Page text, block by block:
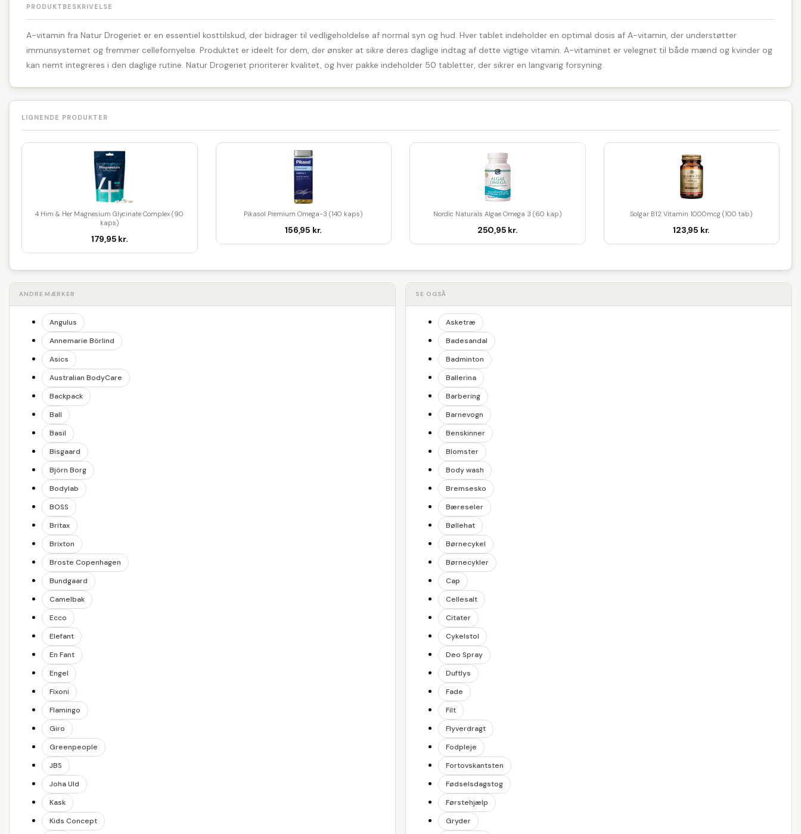
PRODUKTBESKRIVELSE
A-vitamin fra Natur Drogeriet er en essentiel kosttilskud, der bidrager til vedligeholdelse af normal syn og hud. Hver tablet indeholder en optimal dosis af A-vitamin, der understøtter
immunsystemet og fremmer cellefornyelse. Produktet er ideelt for dem, der ønsker at sikre deres daglige indtag af dette vigtige vitamin. A-vitaminet er velegnet til både mænd og kvinder og
kan nemt integreres i den daglige rutine. Natur Drogeriet prioriterer kvalitet, og hver pakke indeholder 50 tabletter, der sikrer en langvarig forsyning.
LIGNENDE PRODUKTER
4 Him & Her Magnesium Glycinate Complex (90
kaps)
179,95 kr.
Pikasol Premium Omega-3 (140 kaps)
156,95 kr.
Nordic Naturals Algae Omega 3 (60 kap)
250,95 kr.
Solgar B12 Vitamin 1000mcg (100 tab)
123,95 kr.
ANDRE MÆRKER
Angulus
Annemarie Börlind
Asics
Australian BodyCare
Backpack
Ball
Basil
Bisgaard
Björn Borg
Bodylab
BOSS
Britax
Brixton
Broste Copenhagen
Bundgaard
Camelbak
Ecco
Elefant
En Fant
Engel
Fixoni
Flamingo
Giro
Greenpeople
JBS
Joha Uld
Kask
Kids Concept
SE OGSÅ
Asketræ
Badesandal
Badminton
Ballerina
Barbering
Barnevogn
Benskinner
Blomster
Body wash
Bremsesko
Bæreseler
Bøllehat
Børnecykel
Børnecykler
Cap
Cellesalt
Citater
Cykelstol
Deo Spray
Duftlys
Fade
Filt
Flyverdragt
Fodpleje
Fortovskantsten
Fødselsdagstog
Førstehjælp
Gryder